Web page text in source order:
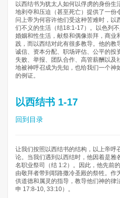
以西结书为犹太人如何以俘虏的身份生
地剥夺和压迫（甚至死亡）提供了一份
问上帝为何容许他们受这种苦难时，以
们不义的生活（结18:1-17）。以色列
婚姻和性生活，献祭和偶像崇拜，商业
践，而以西结对此有很多教导。他的教
诚信、资本分配、职场评估、公平的投
失败、举报、团队合作、高管薪酬以及
地被神呼召成为先知，也给我们一个神
的例证。
以西结书 1-17
回到目录
让我们按照以西结书的结构，以上帝呼
论。当我们遇到以西结时，他因着是雅
名职业祭司（结 1:2）。因此，他先前
由敬拜者带到耶路撒冷圣殿的祭牲。作
供道德和属灵的指导，教导他们神的律
申 17:8-10, 33:10）。